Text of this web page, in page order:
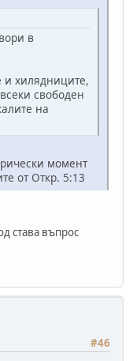
в
и хилядниците,
свободен
на
момент
от Откр. 5:13
става въпрос
#46